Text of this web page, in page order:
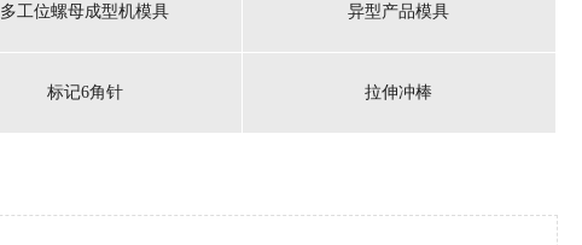
多工位螺母成型机模具 异型产品模具
标记6角针 拉伸冲棒